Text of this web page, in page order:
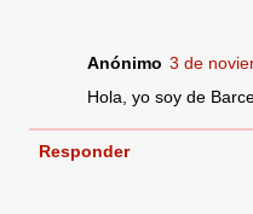
Anónimo 3 de
Hola, yo soy de
Responder